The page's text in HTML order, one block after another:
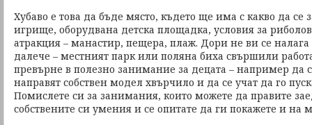
Хубаво е това да бъде място, където ще има с какво да се
игрище, оборудвана детска площадка, условия за
атракция – манастир, пещера, плаж. Дори не ви се
далече – местният парк или поляна биха свършили
превърне в полезно занимание за децата – например да
направят собствен модел хвърчило и да се учат да го
Помислете си за занимания, които можете да правите
собствените си умения и се опитате да ги покажете и на